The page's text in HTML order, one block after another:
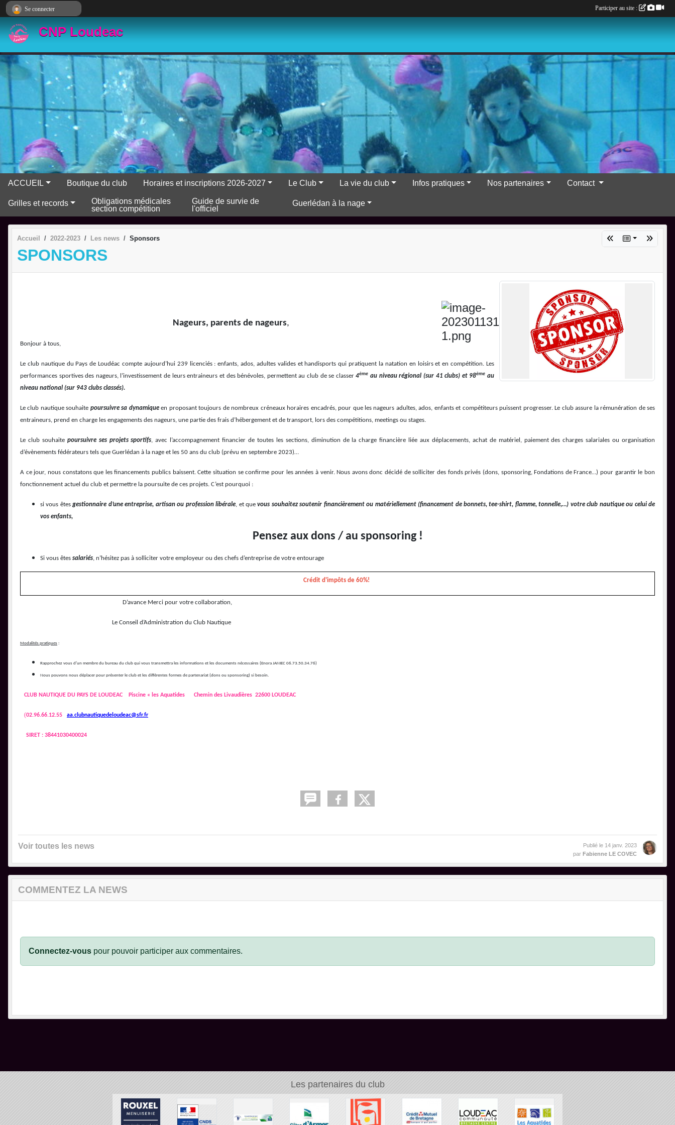
CNP Loudeac
ACCUEIL Boutique du club Horaires et inscriptions 2026-2027 Le Club La vie du club Infos pratiques Nos partenaires Contact
Grilles et records
Obligations médicales
section compétition
Guide de survie de
l'officiel
Guerlédan à la nage
Accueil 2022-2023 Les news Sponsors
SPONSORS
Nageurs, parents de nageurs,
Bonjour à tous,
Le club nautique du Pays de Loudéac compte aujourd’hui 239 licenciés : enfants, ados, adultes valides et handisports qui pratiquent la natation en loisirs et en compétition. Les
performances sportives des nageurs, l’investissement de leurs entraineurs et des bénévoles, permettent au club de se classer4ème au niveau régional (sur 41 clubs) et 98ème au
niveau national (sur 943 clubs classés).
Le club nautique souhaite poursuivre sa dynamiqueen proposant toujours de nombreux créneaux horaires encadrés, pour que les nageurs adultes, ados, enfants et compétiteurs puissent progresser. Le club assure la rémunération de ses
entraineurs, prend en charge les engagements des nageurs, une partie des frais d’hébergement et de transport, lors des compétitions, meetings ou stages.
Le club souhaite poursuivre ses projets sportifs, avec l’accompagnement financier de toutes les sections, diminution de la charge financière liée aux déplacements, achat de matériel, paiement des charges salariales ou organisation
d’évènements fédérateurs tels que Guerlédan à la nage et les 50 ans du club (prévu en septembre 2023)…
A ce jour, nous constatons que les financements publics baissent. Cette situation se confirme pour les années à venir. Nous avons donc décidé de solliciter des fonds privés (dons, sponsoring, Fondations de France…) pour garantir le bon
fonctionnement actuel du club et permettre la poursuite de ces projets. C’est pourquoi :
si vous êtesgestionnaire d’une entreprise, artisan ou profession libérale, et quevous souhaitez soutenir financièrement ou matériellement (financement de bonnets, tee-shirt, flamme, tonnelle,…) votre club nautique ou celui de
vos enfants,
Pensez aux dons / au sponsoring !
Si vous êtes salariés, n’hésitez pas à solliciter votre employeur ou des chefs d’entreprise de votre entourage
Crédit d'impôts de 60%!
D’avance Merci pour votre collaboration,
Le Conseil d’Administration du Club Nautique
Modalités pratiques :
Rapprochez vous d’un membre du bureau du club qui vous transmettra les informations et les documents nécessaires (Enora JANIEC 06.73.50.34.76)
Nous pouvons nous déplacer pour présenter le club et les différentes formes de partenariat (dons ou sponsoring) si besoin.
CLUB NAUTIQUE DU PAYS DE LOUDEAC Piscine « les Aquatides Chemin des Livaudières 22600 LOUDEAC
(02.96.66.12.55 aa.clubnautiquedeloudeac@sfr.fr
SIRET : 38441030400024
Voir toutes les news Publié le 14 janv. 2023
par Fabienne LE COVEC
COMMENTEZ LA NEWS
Connectez-vous pour pouvoir participer aux commentaires.
Les partenaires du club
Se connecter Participer au site :
Panneau de gestion des cookies